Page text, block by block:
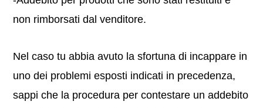
non rimborsati dal venditore.
Nel caso tu abbia avuto la sfortuna di incappare in
uno dei problemi esposti indicati in precedenza,
sappi che la procedura per contestare un addebito